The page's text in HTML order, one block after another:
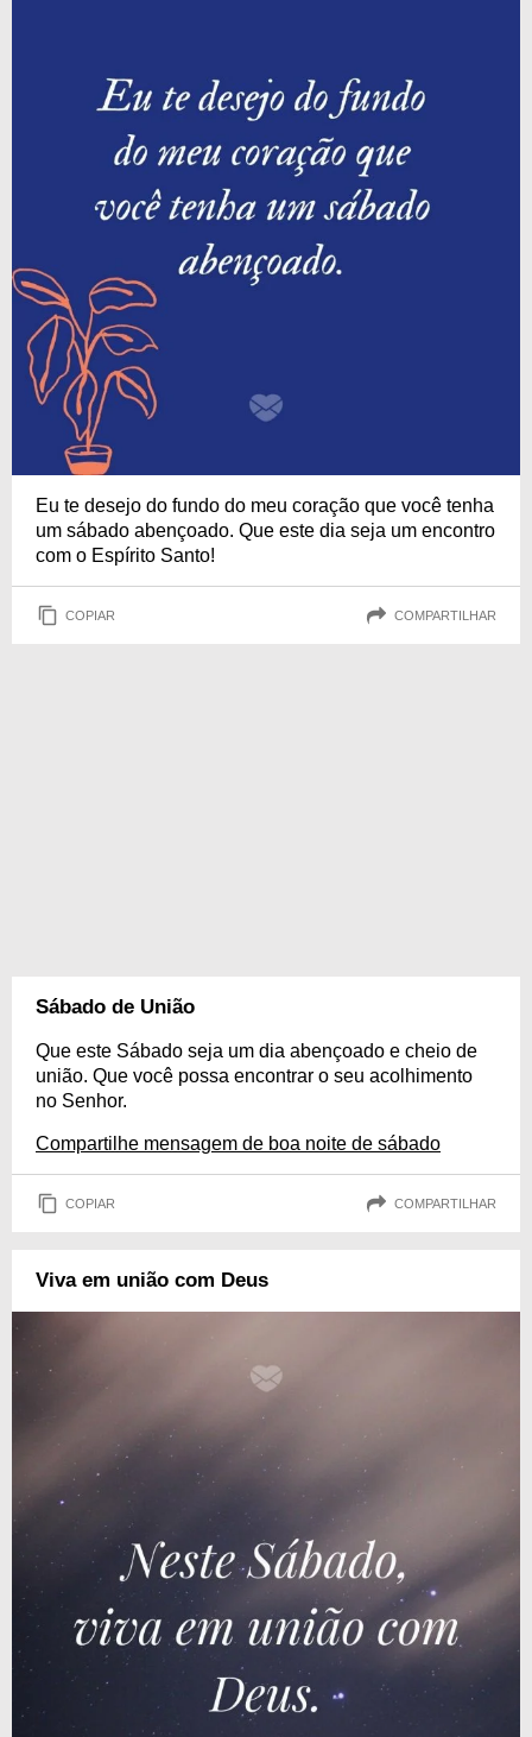
Eu te desejo do fundo do meu coração que você tenha
um sábado abençoado. Que este dia seja um encontro
com o Espírito Santo!
COPIAR COMPARTILHAR
Sábado de União
Que este Sábado seja um dia abençoado e cheio de
união. Que você possa encontrar o seu acolhimento
no Senhor.
Compartilhe mensagem de boa noite de sábado
COPIAR COMPARTILHAR
Viva em união com Deus